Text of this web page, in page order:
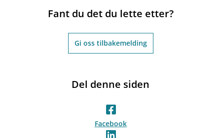
Fant du det du lette etter?
Gi oss tilbakemelding
Del denne siden
Facebook